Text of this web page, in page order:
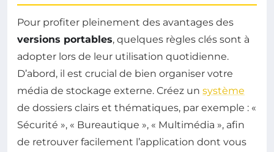
Pour profiter pleinement des avantages des
versions portables, quelques règles clés sont à
adopter lors de leur utilisation quotidienne.
D’abord, il est crucial de bien organiser votre
média de stockage externe. Créez un système
de dossiers clairs et thématiques, par exemple : «
Sécurité », « Bureautique », « Multimédia », afin
de retrouver facilement l’application dont vous